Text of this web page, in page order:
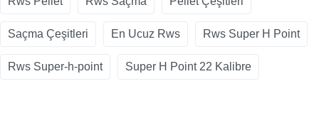
Saçma Çeşitleri En Ucuz Rws Rws Super H Point
Rws Super-h-point Super H Point 22 Kalibre